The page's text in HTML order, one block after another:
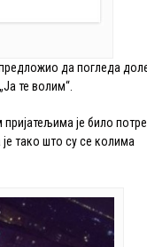
предложио да погледа
те волим“.
је било
тако што су се колима